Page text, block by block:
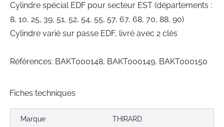
Cylindre spécial EDF pour secteur EST (départements :
8, 10, 25, 39, 51, 52, 54, 55, 57, 67, 68, 70, 88, 90)
Cylindre varié sur passe EDF, livré avec 2 clés
Références: BAKT000148, BAKT000149, BAKT000150
Fiches techniques
Marque THIRARD